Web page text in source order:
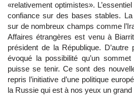
«relativement optimistes».
confiance sur des bases stables.
sur de nombreux champs comme
Affaires étrangères est venu à
président de la République.
évoqué la possibilité qu’un sommet
puisse se tenir. Ce sont des
repris l’initiative d’une politique
la Russie qui est à nos yeux un grand